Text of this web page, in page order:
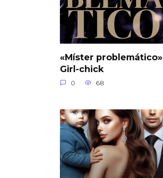
«Míster problemático»
Girl-chick
0 68